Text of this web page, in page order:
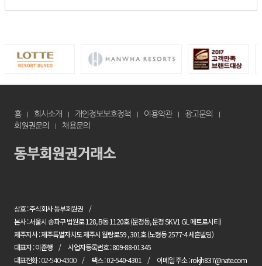
홈 회사소개 개인정보보호정책 이용약관
광고문의
회원권문의
채용문의
상호 : 주식회사 동부회원권
본사 : 서울시 송파구 법원로 128, B동 1120호 (문정동, 문정 SK V1 GL 메트로시티)
제주지사 : 제주특별자치도 제주시 월랑로59 , 301호 (노형동 2577-4 세흔빌딩)
대표자 : 이준행
사업자등록번호 : 809-88-01345
대표전화 :02-540-4300 팩스 : 02-540-4301 이메일 주소 : rokjh837@nate.com